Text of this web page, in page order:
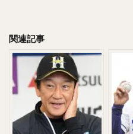
関連記事秋山翔吾（あきやましょうご）
野村大樹（のむらだいじゅ）
小川泰弘（おがわやすひろ）
宮台康平（みやだいこうへい）
堂林翔太（どうばやししょう
ダルビッシュ・セファット・